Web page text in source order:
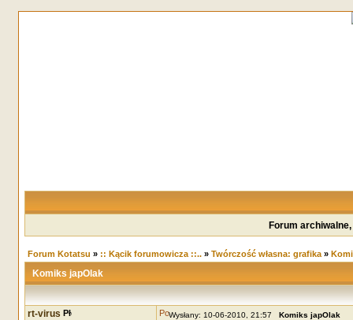
Forum
Forum Kotatsu » :: Kącik forumowicza ::..» Twórczość własna: grafika»
Komiks japOlak
rt-virus Wysłany: 10-06-2010, 21:57 Komiks japOlak